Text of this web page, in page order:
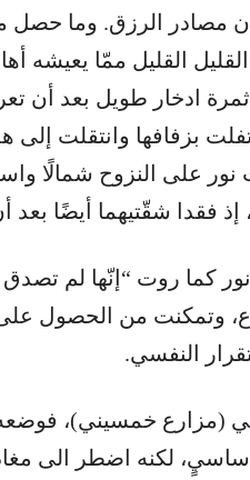
مصادر الرزق. وما حصل
القليل ممّا يعيشه
ادخار طويل بعد أن
بزفافها وانتقلت إلى
نور على النزوح شمالًا
إذ فقدا شقّتيهما أيضًا بعد
كما روت “إنّها لم
وتمكنت من الحصول على
النفسي.
(مزارع خمسيني)،
لكنه اضطر الى